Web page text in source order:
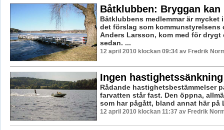
Båtklubben: Bryggan kan
Båtklubbens medlemmar är mycket
det förslag som kommunstyrelsens
Anders Larsson, kom med för drygt
sedan. ...
12 april 2010 klockan 09:34 av Fredrik
Ingen
Rådande hastighetsbestämmelser
farvatten står fast. Den öppna,
som har pågått, bland annat här på
12 april 2010 klockan 11:37 av Fredrik